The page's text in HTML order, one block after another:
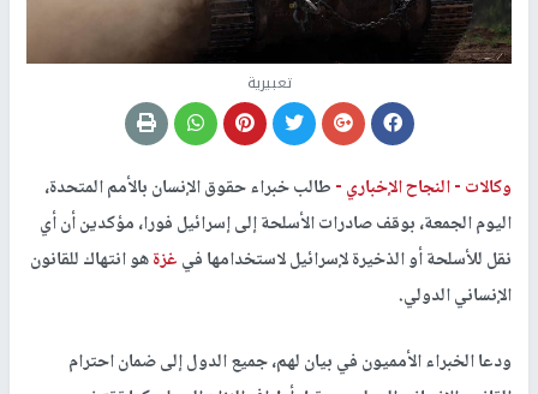
تعبيرية
وكالات -النجاح الإخباري -طالب خبراء حقوق الإنسان بالأمم المتحدة،
اليوم الجمعة، بوقف صادرات الأسلحة إلى إسرائيل فورا، مؤكدين أن أي
نقل للأسلحة أو الذخيرة لإسرائيل لاستخدامها فيغزةهو انتهاك للقانون
الإنساني الدولي.
ودعا الخبراء الأمميون في بيان لهم، جميع الدول إلى ضمان احترام